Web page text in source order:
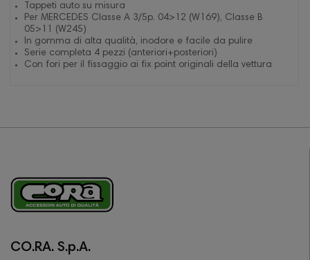
Tappeti auto su misura
Per MERCEDES Classe A 3/5p. 04>12 (W169), Classe B
05>11 (W245)
In gomma di alta qualità, inodore e facile da pulire
Serie completa 4 pezzi (anteriori+posteriori)
Con fori per il fissaggio ai fix point originali della vettura
CO.RA. S.p.A.